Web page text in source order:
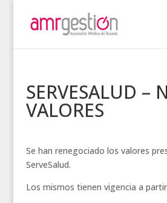
SERVESALUD –
VALORES
Se han renegociado los valores
ServeSalud.
Los mismos tienen vigencia a